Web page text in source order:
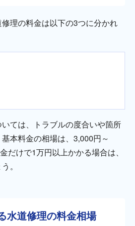
理の料金は以下の3つに分かれ
ては、トラブルの度合いや箇所
本料金の相場は、3,000円～
だけで1万円以上かかる場合は、
。
水道修理の料金相場